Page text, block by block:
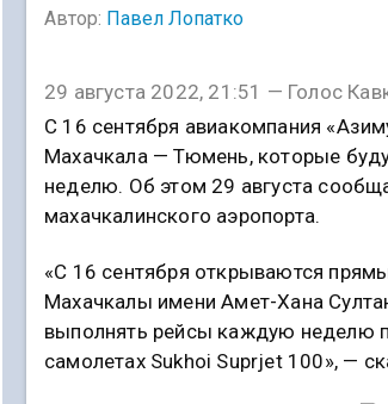
Автор: Павел Лопатко
29 августа 2022, 21:51 — Голос
С 16 сентября авиакомпания
Махачкала — Тюмень, которые
неделю. Об этом 29 августа
махачкалинского аэропорта.
«С 16 сентября открываются
Махачкалы имени Амет-Хана
выполнять рейсы каждую неделю
самолетах Sukhoi Suprjet 100», —